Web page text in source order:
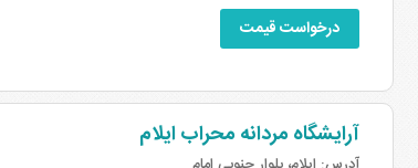
درخواست قیمت
آرایشگاه مردانه محراب ایلام